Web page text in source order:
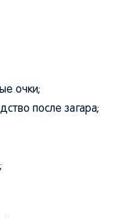
очки;
после загара;